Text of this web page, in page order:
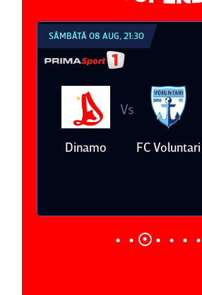
SÂMBĂTĂ 08 AUG, 21:30
Dinamo
Vs
FC Voluntari